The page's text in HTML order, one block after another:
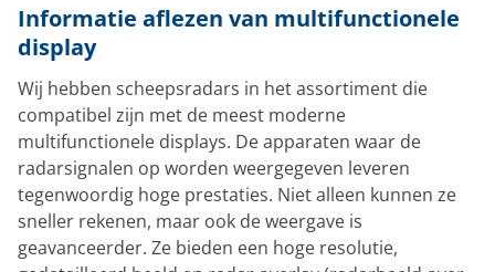
Informatie aflezen van multifunctionele
display
Wij hebben scheepsradars in het assortiment die
compatibel zijn met de meest moderne
multifunctionele displays. De apparaten waar de
radarsignalen op worden weergegeven leveren
tegenwoordig hoge prestaties. Niet alleen kunnen ze
sneller rekenen, maar ook de weergave is
geavanceerder. Ze bieden een hoge resolutie,